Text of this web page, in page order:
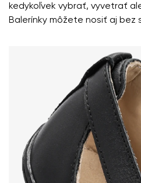
kedykoľvek vybrať, vyvetrať
Balerínky môžete nosiť aj bez